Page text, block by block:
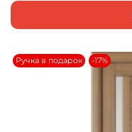
Ручка в подарок -17%